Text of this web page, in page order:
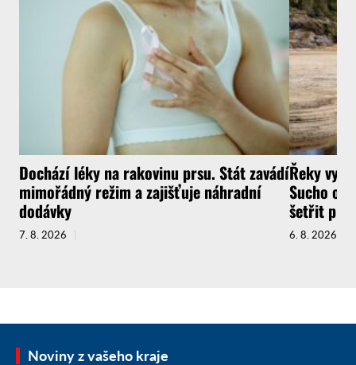
Dochází léky na rakovinu prsu. Stát zavádí
mimořádný režim a zajišťuje náhradní
dodávky
7. 8. 2026
Řeky
Sucho
šetřit
6. 8. 2026
Noviny z vašeho kraje